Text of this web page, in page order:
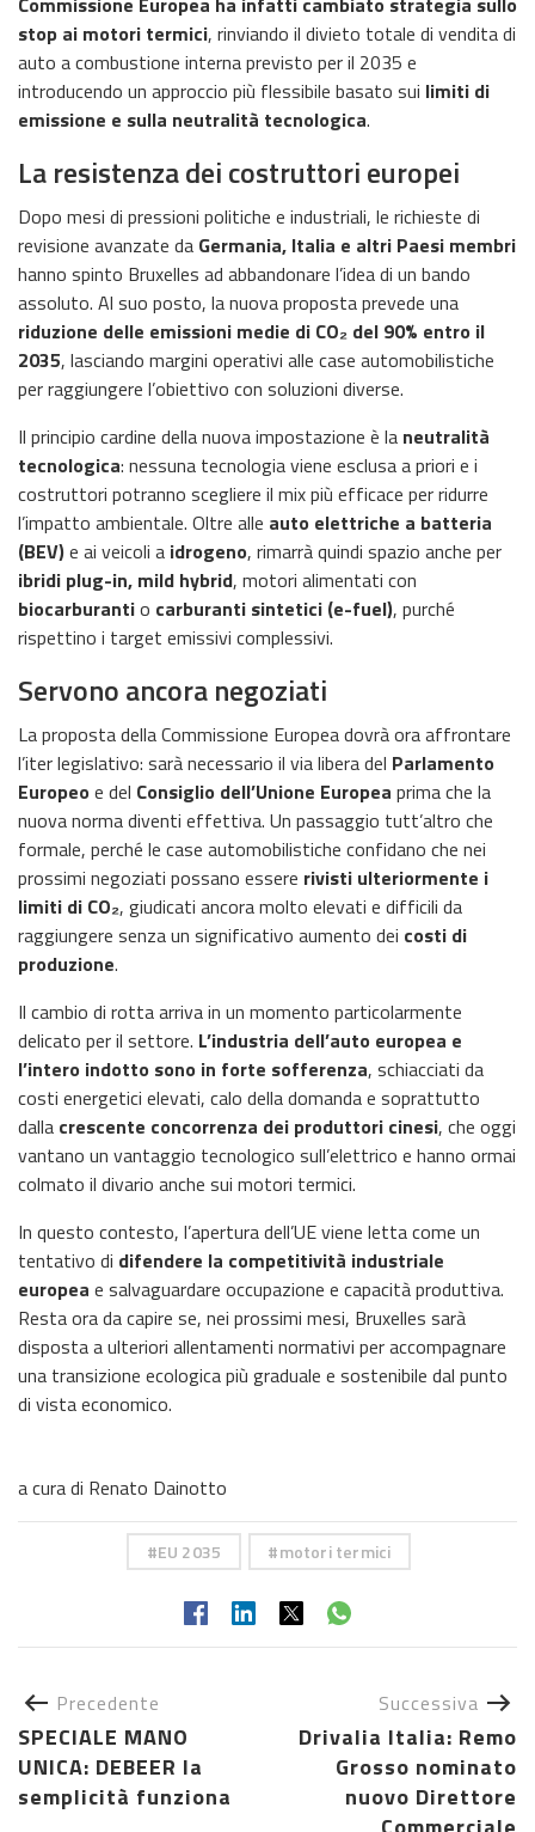
stop ai motori termici, rinviando il divieto totale di vendita di
auto a combustione interna previsto per il 2035 e
introducendo un approccio più flessibile basato sui limiti di
emissione e sulla neutralità tecnologica.
La resistenza dei costruttori europei
Dopo mesi di pressioni politiche e industriali, le richieste di
revisione avanzate da Germania, Italia e altri Paesi membri
hanno spinto Bruxelles ad abbandonare l’idea di un bando
assoluto. Al suo posto, la nuova proposta prevede una
riduzione delle emissioni medie di CO₂ del 90% entro il
2035, lasciando margini operativi alle case automobilistiche
per raggiungere l’obiettivo con soluzioni diverse.
Il principio cardine della nuova impostazione è la neutralità
tecnologica: nessuna tecnologia viene esclusa a priori e i
costruttori potranno scegliere il mix più efficace per ridurre
l’impatto ambientale. Oltre alle auto elettriche a batteria
(BEV)e ai veicoli a idrogeno, rimarrà quindi spazio anche per
ibridi plug-in, mild hybrid, motori alimentati con
biocarburantio carburanti sintetici (e-fuel), purché
rispettino i target emissivi complessivi.
Servono ancora negoziati
La proposta della Commissione Europea dovrà ora affrontare
l’iter legislativo: sarà necessario il via libera del Parlamento
Europeo e del Consiglio dell’Unione Europea prima che la
nuova norma diventi effettiva. Un passaggio tutt’altro che
formale, perché le case automobilistiche confidano che nei
prossimi negoziati possano essere rivisti ulteriormente i
limiti di CO₂, giudicati ancora molto elevati e difficili da
raggiungere senza un significativo aumento dei costi di
produzione.
Il cambio di rotta arriva in un momento particolarmente
delicato per il settore. L’industria dell’auto europea e
l’intero indotto sono in forte sofferenza, schiacciati da
costi energetici elevati, calo della domanda e soprattutto
dalla crescente concorrenza dei produttori cinesi, che oggi
vantano un vantaggio tecnologico sull’elettrico e hanno ormai
colmato il divario anche sui motori termici.
In questo contesto, l’apertura dell’UE viene letta come un
tentativo di difendere la competitività industriale
europea e salvaguardare occupazione e capacità produttiva.
Resta ora da capire se, nei prossimi mesi, Bruxelles sarà
disposta a ulteriori allentamenti normativi per accompagnare
una transizione ecologica più graduale e sostenibile dal punto
di vista economico.
a cura di Renato Dainotto
EU 2035 motori termici
Precedente
SPECIALE MANO
UNICA: DEBEER la
semplicità funziona
Successiva
Drivalia Italia: Remo
Grosso nominato
nuovo Direttore